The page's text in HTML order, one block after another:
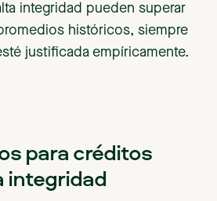
integridad pueden superar
históricos, siempre
justificada empíricamente.
para créditos
integridad